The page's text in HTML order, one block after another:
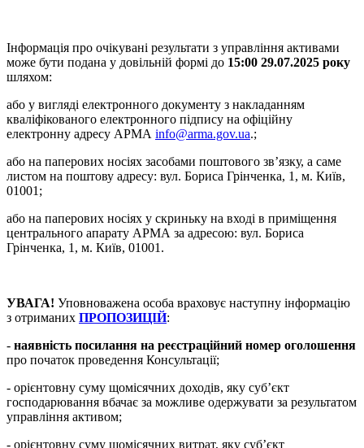
Інформація про очікувані результати з управління активами
може бути подана у довільній формі до 15:00 29.07.2025 року
шляхом:
або у вигляді електронного документу з накладанням
кваліфікованого електронного підпису на офіційну
електронну адресу АРМА info@arma.gov.ua.;
або на паперових носіях засобами поштового зв’язку, а саме
листом на поштову адресу: вул. Бориса Грінченка, 1, м. Київ,
01001;
або на паперових носіях у скриньку на вході в приміщення
центрального апарату АРМА за адресою: вул. Бориса
Грінченка, 1, м. Київ, 01001.
УВАГА! Уповноважена особа враховує наступну інформацію
з отриманих ПРОПОЗИЦІЙ:
- наявність посилання на реєстраційний номер оголошення
про початок проведення Консультації;
- орієнтовну суму щомісячних доходів, яку суб’єкт
господарювання вбачає за можливе одержувати за результатом
управління активом;
- орієнтовну суму щомісячних витрат, яку суб’єкт